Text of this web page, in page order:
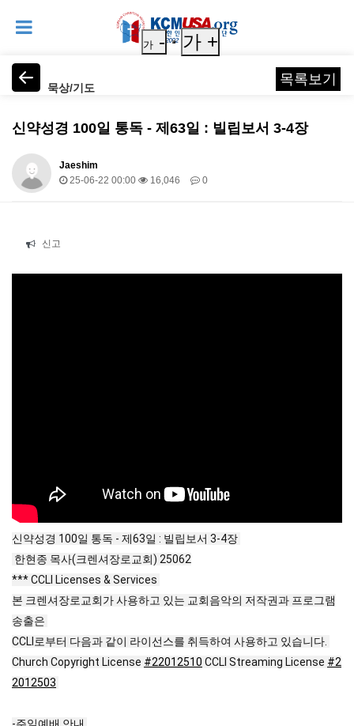
묵상/기도
가 - 가 +
목록보기
신약성경 100일 통독 - 제63일 : 빌립보서 3-4장
Jaeshim
25-06-22 00:00
16,046 0
신고
신약성경 100일 통독 - 제63일 : 빌립보서 3-4장
한현종 목사(크렌셔장로교회) 25062
*** CCLI Licenses & Services
본 크렌셔장로교회가 사용하고 있는 교회음악의 저작권과 프로그램
송출은
CCLI로부터 다음과 같이 라이선스를 취득하여 사용하고 있습니다.
Church Copyright License #22012510 CCLI Streaming License #2
2012503